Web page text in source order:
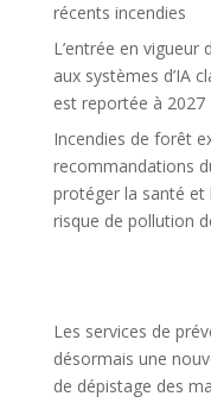
récents incendies
L’entrée en vigueur
aux systèmes d’IA
est reportée à 2027
Incendies de forêt
recommandations
protéger la santé et
risque de pollution
Les services de
désormais une
de dépistage des